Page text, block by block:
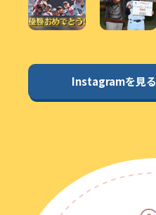
Instagramを見る